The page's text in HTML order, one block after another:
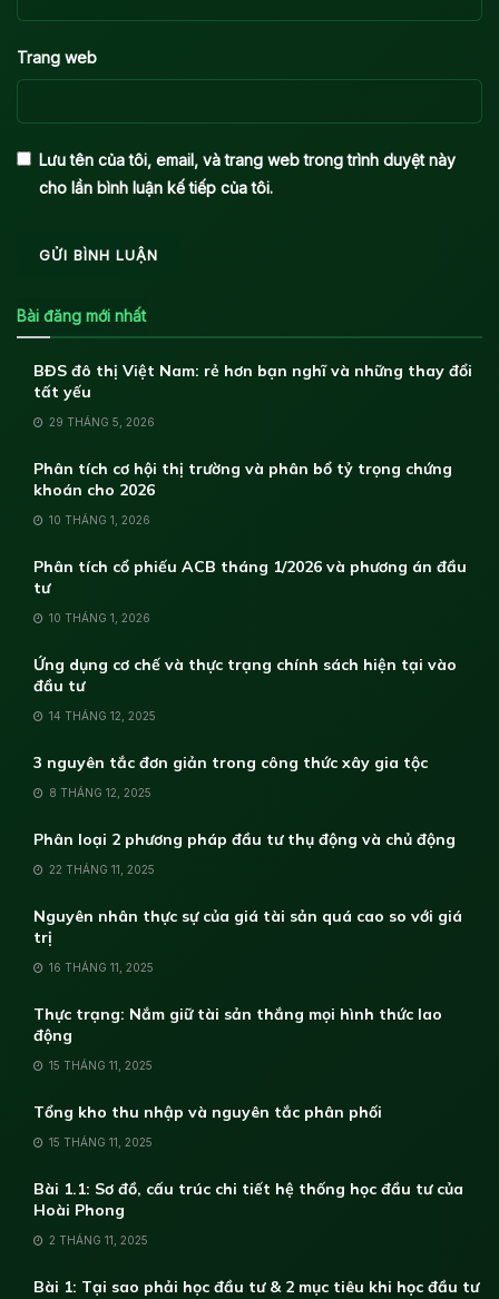
Trang web
Lưu tên của tôi, email, và trang web trong trình duyệt này
cho lần bình luận kế tiếp của tôi.
Bài đăng mới nhất
BĐS đô thị Việt Nam: rẻ hơn bạn nghĩ và những thay đổi
tất yếu
29 THÁNG 5, 2026
Phân tích cơ hội thị trường và phân bổ tỷ trọng chứng
khoán cho 2026
10 THÁNG 1, 2026
Phân tích cổ phiếu ACB tháng 1/2026 và phương án đầu
tư
10 THÁNG 1, 2026
Ứng dụng cơ chế và thực trạng chính sách hiện tại vào
đầu tư
14 THÁNG 12, 2025
3 nguyên tắc đơn giản trong công thức xây gia tộc
8 THÁNG 12, 2025
Phân loại 2 phương pháp đầu tư thụ động và chủ động
22 THÁNG 11, 2025
Nguyên nhân thực sự của giá tài sản quá cao so với giá
trị
16 THÁNG 11, 2025
Thực trạng: Nắm giữ tài sản thắng mọi hình thức lao
động
15 THÁNG 11, 2025
Tổng kho thu nhập và nguyên tắc phân phối
15 THÁNG 11, 2025
Bài 1.1: Sơ đồ, cấu trúc chi tiết hệ thống học đầu tư của
Hoài Phong
2 THÁNG 11, 2025
Bài 1: Tại sao phải học đầu tư & 2 mục tiêu khi học đầu tư